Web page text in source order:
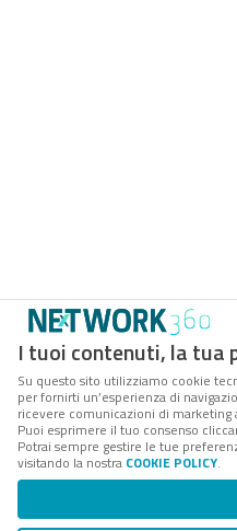
I tuoi contenuti, la tua
Su questo sito utilizziamo cookie
per fornirti un’esperienza di
ricevere comunicazioni di
Puoi esprimere il tuo consenso
Potrai sempre gestire le tue
visitando la nostra COOKIE POLICY.